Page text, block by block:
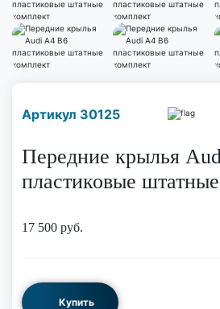
Артикул 30125
Передние крылья
пластиковые
17 500 руб.
Купить